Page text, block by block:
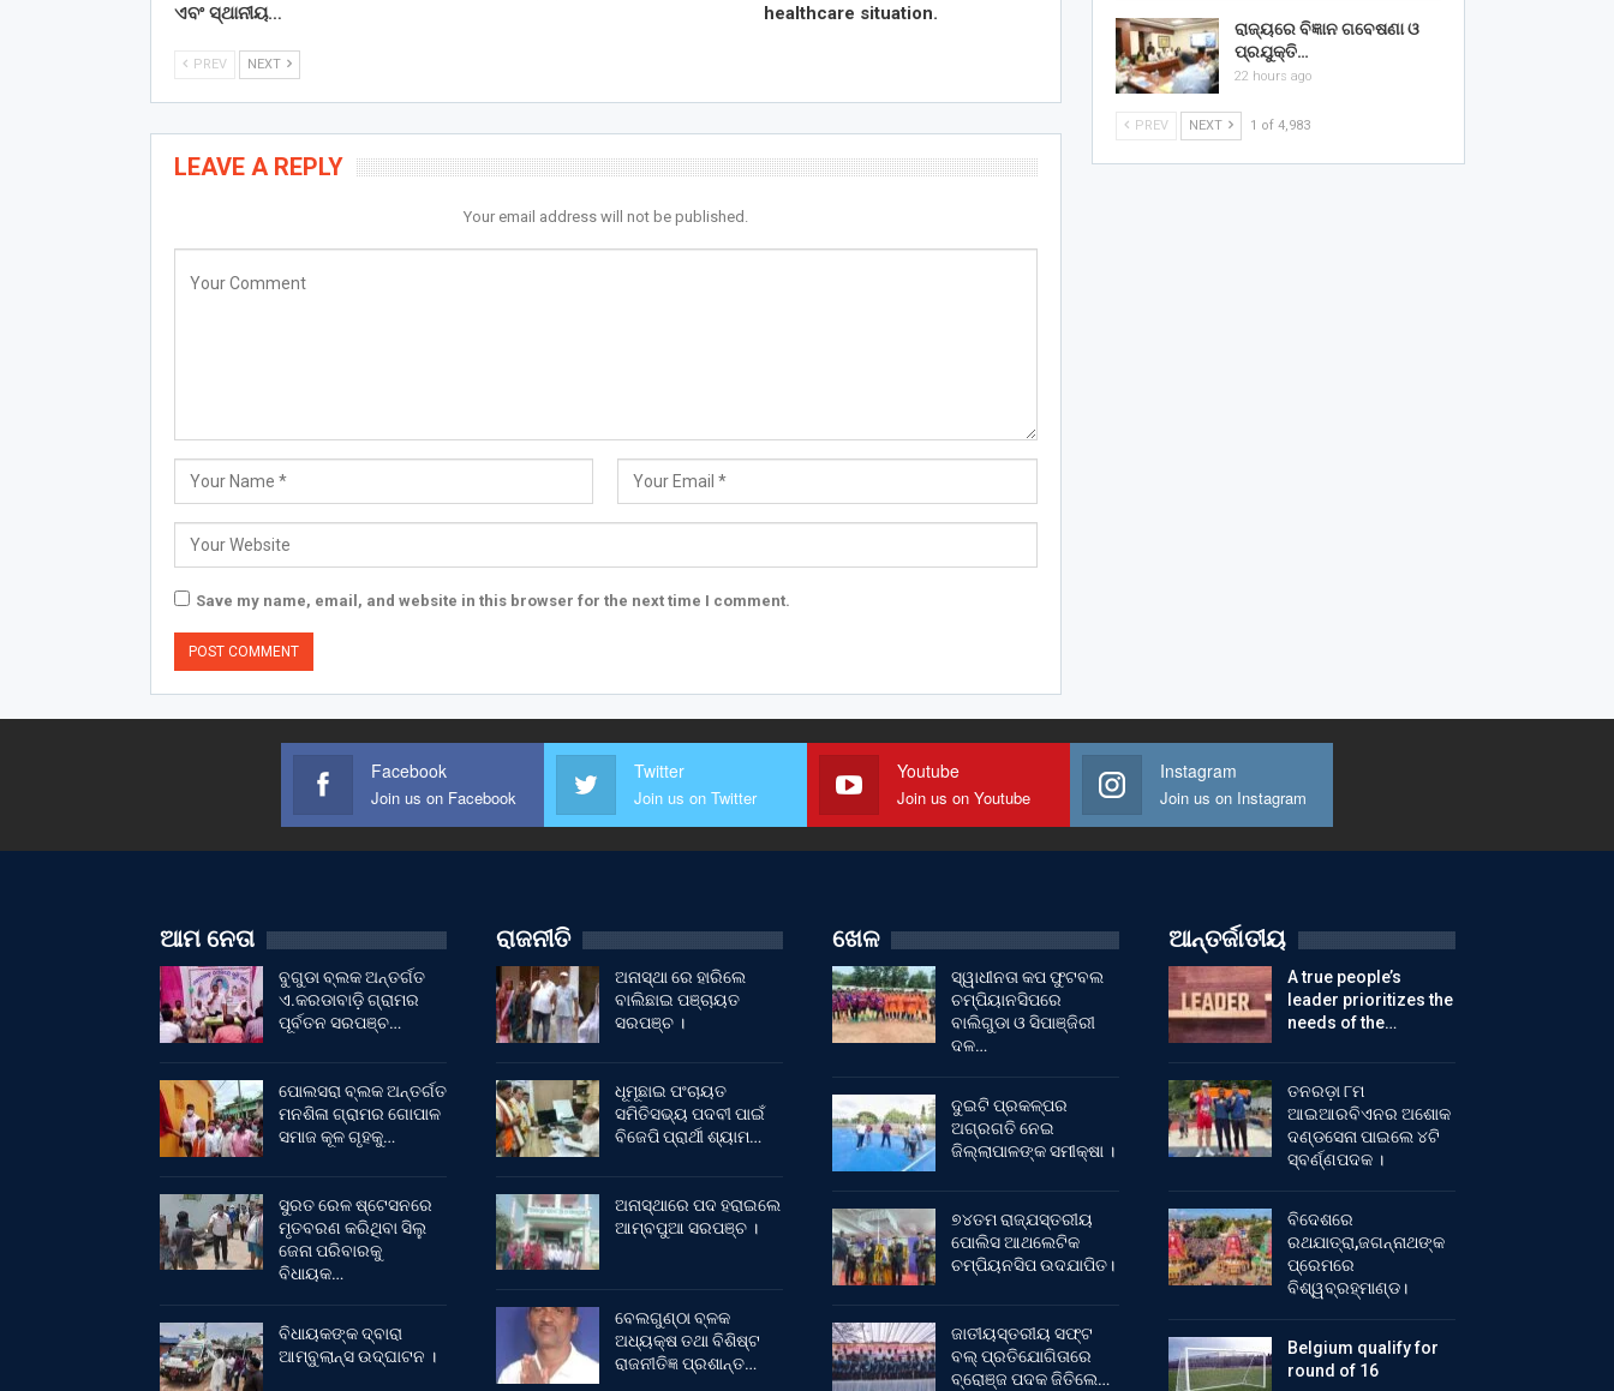
ଏବଂ ସ୍ଥାନୀୟ…
healthcare situation.
PREV NEXT
LEAVE A REPLY
Your email address will not be published.
Save my name, email, and website in this browser for the next time I comment.
ରାଜ୍ୟରେ ବିଜ୍ଞାନ ଗବେଷଣା ଓ
ପ୍ରଯୁକ୍ତି…
22 hours ago
PREV NEXT 1 of 4,983
Facebook
Join us on Facebook
Twitter
Join us on Twitter
Youtube
Join us on Youtube
Instagram
Join us on Instagram
ଆମ ନେତା
ବୁଗୁଡା ବ୍ଲକ ଅନ୍ତର୍ଗତ
ଏ.କରଡାବାଡ଼ି ଗ୍ରାମର
ପୂର୍ବତନ ସରପଞ୍ଚ…
ପୋଲସରା ବ୍ଲକ ଅନ୍ତର୍ଗତ
ମନଶିଳା ଗ୍ରାମର ଗୋପାଳ
ସମାଜ କୂଳ ଗୃହକୁ…
ସୁରତ ରେଳ ଷ୍ଟେସନରେ
ମୃତବରଣ କରିଥିବା ସିଲୁ
ଜେନା ପରିବାରକୁ
ବିଧାୟକ…
ବିଧାୟକଙ୍କ ଦ୍ବାରା
ଆମ୍ବୁଲାନ୍ସ ଉଦ୍‌ଘାଟନ ।
ରାଜନୀତି
ଅନାସ୍ଥା ରେ ହାରିଲେ
ବାଲିଛାଇ ପଞ୍ଚାୟତ
ସରପଞ୍ଚ ।
ଧୂମୂଛାଇ ପଂଚାୟତ
ସମିତିସଭ୍ୟ ପଦବୀ ପାଇଁ
ବିଜେପି ପ୍ରାର୍ଥୀ ଶ୍ୟାମ…
ଅନାସ୍ଥାରେ ପଦ ହରାଇଲେ
ଆମ୍ବପୁଆ ସରପଞ୍ଚ ।
ବେଲଗୁଣ୍ଠା ବ୍ଳକ
ଅଧ୍ୟକ୍ଷ ତଥା ବିଶିଷ୍ଟ
ରାଜନୀତିଜ୍ଞ ପ୍ରଶାନ୍ତ…
ଖେଳ
ସ୍ୱାଧୀନତା କପ ଫୁଟବଲ
ଚମ୍ପିୟାନସିପରେ
ବାଲିଗୁଡା ଓ ସିପାଞ୍ଜିରୀ
ଦଳ…
ଦୁଇଟି ପ୍ରକଳ୍ପର
ଅଗ୍ରଗତି ନେଇ
ଜିଲ୍ଲାପାଳଙ୍କ ସମୀକ୍ଷା ।
୭୪ତମ ରାଜ୍ଯସ୍ତରୀୟ
ପୋଲିସ ଆଥଲେଟିକ
ଚମ୍ପିୟନସିପ ଉଦଯାପିତ।
ଜାତୀୟସ୍ତରୀୟ ସଫ୍ଟ
ବଲ୍ ପ୍ରତିଯୋଗିତାରେ
ବ୍ରୋଞ୍ଜ ପଦକ ଜିତିଲେ…
ଆନ୍ତର୍ଜାତୀୟ
A true people’s
leader prioritizes the
needs of the…
ତନରଡ଼ା ୮ମ
ଆଇଆରବିଏନର ଅଶୋକ
ଦଣ୍ଡସେନା ପାଇଲେ ୪ଟି
ସ୍ବର୍ଣ୍ଣପଦକ ।
ବିଦେଶରେ
ରଥଯାତ୍ରା,ଜଗନ୍ନାଥଙ୍କ
ପ୍ରେମରେ
ବିଶ୍ୱବ୍ରହ୍ମାଣ୍ଡ।
Belgium qualify for
round of 16